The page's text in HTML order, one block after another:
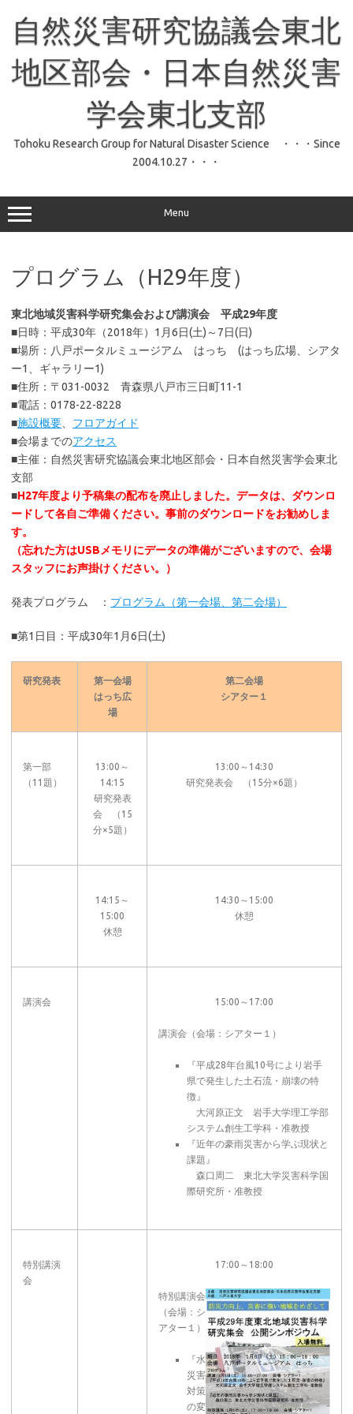
自然災害研究協議会東北
地区部会・日本自然災害
学会東北支部
Tohoku Research Group for Natural Disaster Science ・・・Since
2004.10.27・・・
Menu
プログラム（H29年度）
東北地域災害科学研究集会および講演会 平成29年度
■日時：平成30年（2018年）1月6日(土)～7日(日)
■場所：八戸ポータルミュージアム はっち (はっち広場、シアタ
ー1、ギャラリー1)
■住所：〒031-0032 青森県八戸市三日町11-1
■電話：0178-22-8228
■施設概要
フロアガイド
■会場までのアクセス
■主催：自然災害研究協議会東北地区部会・日本自然災害学会東北
支部
■H27年度より予稿集の配布を廃止しました。データは、ダウンロ
ードして各自ご準備ください。事前のダウンロードをお勧めしま
す。
（忘れた方はUSBメモリにデータの準備がございますので、会場
スタッフにお声掛けください。）
発表プログラム ： プログラム（第一会場、第二会場）
■第1日目：平成30年1月6日(土)
研究発表
第一会場
はっち広
場
第二会場
シアター１
第一部
（11題）
13:00～
14:15
研究発表
会 （15
分×5題）
13:00～14:30
研究発表会 （15分×6題）
14:15～
15:00
休憩
14:30～15:00
休憩
講演会 15:00～17:00
講演会（会場：シアター１）
『平成28年台風10号により岩手
県で発生した土石流・崩壊の特
徴』
大河原正文 岩手大学理工学部
システム創生工学科・准教授
『近年の豪雨災害から学ぶ現状と
課題』
森口周二 東北大学災害科学国
際研究所・准教授
特別講演
会
17:00～18:00
特別講演会
（会場：シ
アター１）
『水
災害
対策
の変